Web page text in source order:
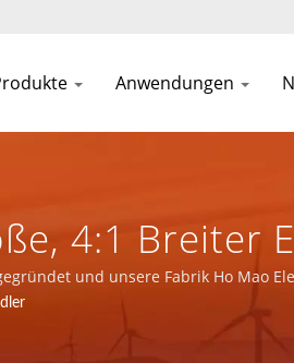
Anwendungen
4:1 Breiter
Regulierte
32 Jahre
und unsere Fabrik Ho Mao
Zertifizierung.